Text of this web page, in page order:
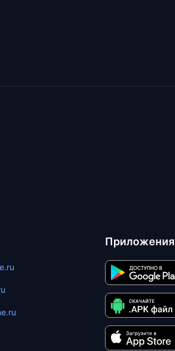
Приложения